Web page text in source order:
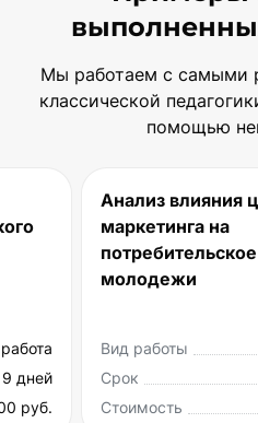
Мы работаем с самыми
классической
помощью
цифрового
поведение
Курсовая работа
5 дней
3500 руб.
Вид